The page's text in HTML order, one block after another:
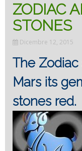
ZODIAC
STONES
Dicembre 12, 2015
The
Mars its
stones red.